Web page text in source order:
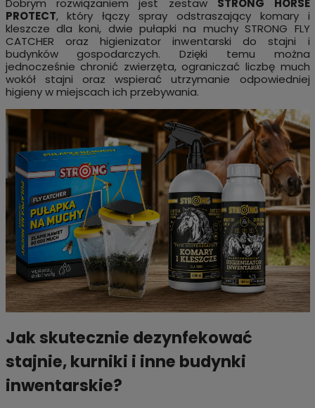
Dobrym rozwiązaniem jest zestaw STRONG HORSE
PROTECT, który łączy spray odstraszający komary i
kleszcze dla koni, dwie pułapki na muchy STRONG FLY
CATCHER oraz higienizator inwentarski do stajni i
budynków gospodarczych. Dzięki temu można
jednocześnie chronić zwierzęta, ograniczać liczbę much
wokół stajni oraz wspierać utrzymanie odpowiedniej
higieny w miejscach ich przebywania.
Jak skutecznie dezynfekować
stajnie, kurniki i inne budynki
inwentarskie?